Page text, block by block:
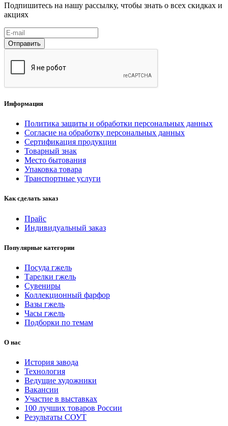
Подпишитесь на нашу рассылку, чтобы знать о всех скидках и
акциях
Отправить
Информация
Политика защиты и обработки персональных данных
Согласие на обработку персональных данных
Сертификация продукции
Товарный знак
Место бытования
Упаковка товара
Транспортные услуги
Как сделать заказ
Прайс
Индивидуальный заказ
Популярные категории
Посуда гжель
Тарелки гжель
Сувениры
Коллекционный фарфор
Вазы гжель
Часы гжель
Подборки по темам
О нас
История завода
Технология
Ведущие художники
Вакансии
Участие в выставках
100 лучших товаров России
Результаты СОУТ